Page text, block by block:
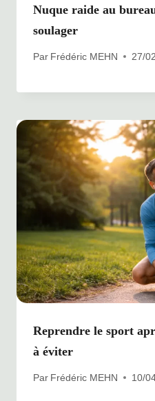
Nuque raide au
soulager
Par Frédéric MEHN 27/
Reprendre le sport
à éviter
Par Frédéric MEHN 10/